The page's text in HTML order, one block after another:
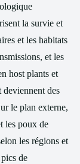
la survie et
et les habitats
et les
host plants et
des
le plan externe,
les poux de
les régions et
de